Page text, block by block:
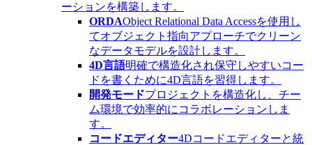
ーションを構築します。
ORDAObject Relational Data Accessを使用し
てオブジェクト指向アプローチでクリーン
なデータモデルを設計します。
4D言語明確で構造化され保守しやすいコー
ドを書くために4D言語を習得します。
開発モードプロジェクトを構造化し、チー
ム環境で効率的にコラボレーションしま
す。
コードエディター4Dコードエディターと統